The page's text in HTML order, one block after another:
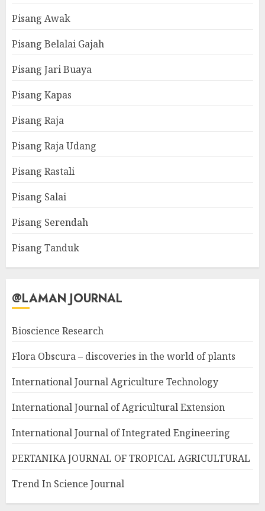
Pisang Awak
Pisang Belalai Gajah
Pisang Jari Buaya
Pisang Kapas
Pisang Raja
Pisang Raja Udang
Pisang Rastali
Pisang Salai
Pisang Serendah
Pisang Tanduk
@LAMAN JOURNAL
Bioscience Research
Flora Obscura – discoveries in the world of plants
International Journal Agriculture Technology
International Journal of Agricultural Extension
International Journal of Integrated Engineering
PERTANIKA JOURNAL OF TROPICAL AGRICULTURAL
Trend In Science Journal